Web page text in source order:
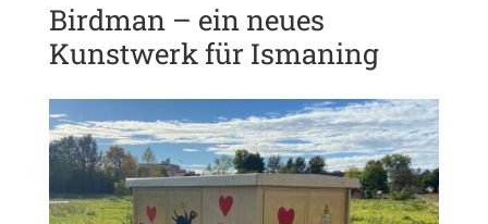
Birdman – ein neues
Kunstwerk für Ismaning